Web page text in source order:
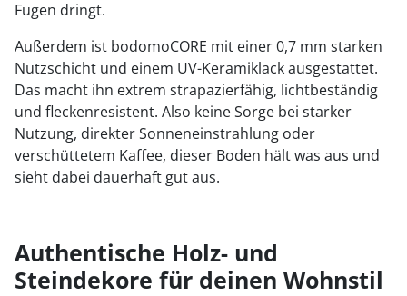
Fugen dringt.
Außerdem ist bodomoCORE mit einer 0,7 mm starken
Nutzschicht und einem UV-Keramiklack ausgestattet.
Das macht ihn extrem strapazierfähig, lichtbeständig
und fleckenresistent. Also keine Sorge bei starker
Nutzung, direkter Sonneneinstrahlung oder
verschüttetem Kaffee, dieser Boden hält was aus und
sieht dabei dauerhaft gut aus.
Authentische Holz- und
Steindekore für deinen Wohnstil